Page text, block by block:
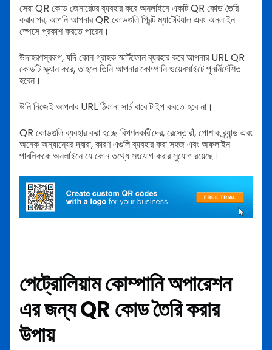
সেরা QR কোড জেনারেটর ব্যবহার করে অনলাইনে একটি QR কোড তৈরি
করার পর, আপনি আপনার QR কোডগুলি প্রিন্ট ম্যাটেরিয়াল এবং অনলাইন
স্পেসে প্রকাশ করতে পারেন।
উদাহরণস্বরূপ, যদি কোন গ্রাহক স্মার্টফোন ব্যবহার করে আপনার URL QR
কোডটি স্ক্যান করে, তাহলে তিনি আপনার কোম্পানি ওয়েবসাইটে পুনর্নির্দেশিত
হবেন।
উনি নিজেই আপনার URL ঠিকানা সার্চ বারে টাইপ করতে হবে না।
QR কোডগুলি ব্যবহার করা হচ্ছে বিপণনকারীদের, রেস্তোরাঁ, পোশাক ব্র্যান্ড এবং
অনেক অন্যান্যের দ্বারা, কারণ এগুলি ব্যবহার করা সহজ এবং অফলাইন
পাবলিককে অনলাইনে যে কোন তথ্যে সংযোগ করার সুযোগ রয়েছে।
পেট্রোলিয়াম কোম্পানি অপারেশন
এর জন্য QR কোড তৈরি করার
উপায়